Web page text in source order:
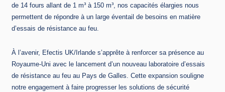
de 14 fours allant de 1 m³ à 150 m³, nos capacités élargies nous
permettent de répondre à un large éventail de besoins en matière
d’essais de résistance au feu.
À l’avenir, Efectis UK/Irlande s’apprête à renforcer sa présence au
Royaume-Uni avec le lancement d’un nouveau laboratoire d’essais
de résistance au feu au Pays de Galles. Cette expansion souligne
notre engagement à faire progresser les solutions de sécurité